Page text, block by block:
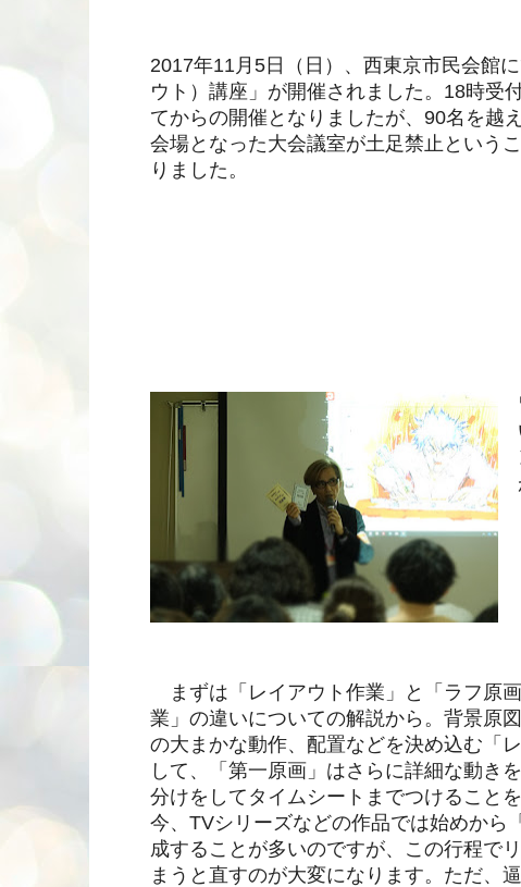
2017年11月5日（日）、西東京市民会館
ウト）講座」が開催されました。18時受
てからの開催となりましたが、90名を越
会場となった大会議室が土足禁止という
りました。
まずは「レイアウト作業」と「ラフ原
業」の違いについての解説から。背景原
の大まかな動作、配置などを決め込む「
して、「第一原画」はさらに詳細な動き
分けをしてタイムシートまでつけること
今、TVシリーズなどの作品では始めから
成することが多いのですが、この行程で
まうと直すのが大変になります。ただ、